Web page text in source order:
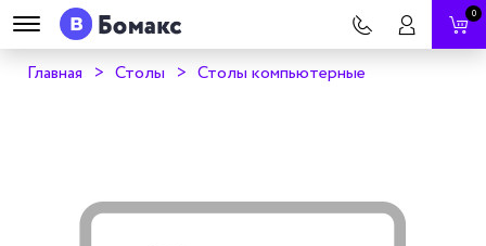
0
Главная Столы Столы компьютерные